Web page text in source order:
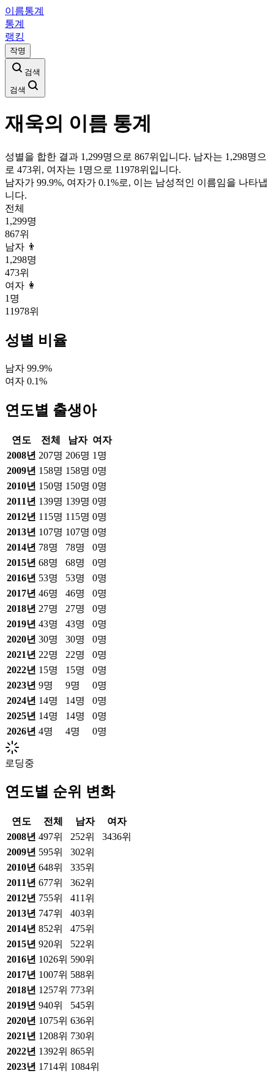
이름통계
통계
랭킹
작명
검색
검색
재욱의 이름 통계
성별을 합한 결과 1,299명으로 867위입니다. 남자는 1,298명으
로 473위, 여자는 1명으로 11978위입니다.
남자가 99.9%, 여자가 0.1%로, 이는 남성적인 이름임을 나타냅
니다.
전체
1,299명
867위
남자 👨
1,298명
473위
여자 👩
1 명
11978위
성별 비율
남자 99.9%
여자 0.1%
연도별 출생아
연도 전체 남자 여자
2008년 207명 206명 1 명
2009년 158명 158명 0명
2010년 150명 150명 0명
2011 년 139명 139명 0명
2012년 115명 115명 0명
2013년 107명 107명 0명
2014년 78명 78명 0명
2015년 68명 68명 0명
2016년 53명 53명 0명
2017년 46명 46명 0명
2018년 27명 27명 0명
2019년 43명 43명 0명
2020년 30명 30명 0명
2021 년 22명 22명 0명
2022년 15명 15명 0명
2023년 9명 9명 0명
2024년 14명 14명 0명
2025년 14명 14명 0명
2026년 4명 4명 0명
로딩중
연도별 순위 변화
연도 전체 남자
여자
2008년 497위 252위
3436위
2009년 595위
302위
2010년 648위
335위
2011 년 677위
362위
2012년 755위
411위
2013년 747위
403위
2014년 852위
475위
2015년 920위
522위
2016년 1026위 590위
2017년 1007위 588위
2018년 1257위 773위
2019년 940위
545위
2020년 1075위 636위
2021 년 1208위 730위
2022년 1392위 865위
2023년 1714위 1084위